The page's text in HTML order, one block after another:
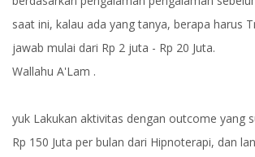
saat ini, kalau ada yang tanya, berapa harus
jawab mulai dari Rp 2 juta - Rp 20 Juta.
Wallahu A'Lam .
yuk Lakukan aktivitas dengan outcome yang
Rp 150 Juta per bulan dari Hipnoterapi, dan